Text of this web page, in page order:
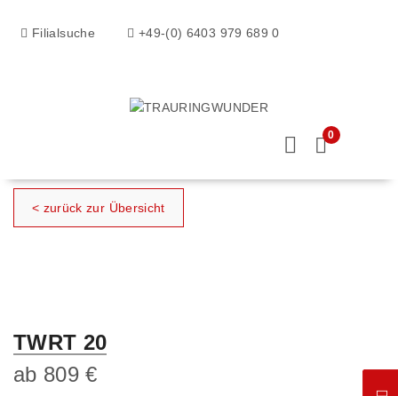
Filialsuche +49-(0) 6403 979 689 0
0
< zurück zur Übersicht
TWRT 20
ab 809€